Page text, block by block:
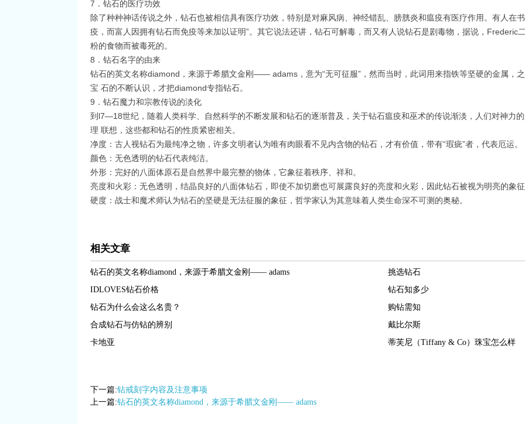
7．钻石的医疗功效
除了种种神话传说之外，钻石也被相信具有医疗功效，特别是对麻风病、神经错乱、膀胱炎和瘟疫有医疗作用。有人在
疫，而富人因拥有钻石而免疫等来加以证明”。其它说法还讲，钻石可解毒，而又有人说钻石是剧毒物，据说，
粉的食物而被毒死的。
8．钻石名字的由来
钻石的英文名称diamond，来源于希腊文金刚—— adams，意为“无可征服”，然而当时，此词用来指铁等坚硬的金属，
宝 石的不断认识，才把diamond专指钻石。
9．钻石魔力和宗教传说的淡化
到l7—18世纪，随着人类科学、自然科学的不断发展和钻石的逐渐普及，关于钻石瘟疫和巫术的传说渐淡，人们对神力
理 联想，这些都和钻石的性质紧密相关。
净度：古人视钻石为最纯净之物，许多文明者认为唯有肉眼看不见内含物的钻石，才有价值，带有“瑕疵”者，代表厄运。
颜色：无色透明的钻石代表纯洁。
外形：完好的八面体原石是自然界中最完整的物体，它象征着秩序、祥和。
亮度和火彩：无色透明，结晶良好的八面体钻石，即使不加切磨也可展露良好的亮度和火彩，因此钻石被视为明亮的象
硬度：战士和魔术师认为钻石的坚硬是无法征服的象征，哲学家认为其意味着人类生命深不可测的奥秘。
相关文章
钻石的英文名称diamond，来源于希腊文金刚—— adams
挑选钻石
IDLOVES钻石价格
钻石知多少
钻石为什么会这么名贵？
购钻需知
合成钻石与仿钻的辨别
戴比尔斯
卡地亚
蒂芙尼（Tiffany & Co）珠宝怎么样
下一篇:钻戒刻字内容及注意事项
上一篇:钻石的英文名称diamond，来源于希腊文金刚—— adams